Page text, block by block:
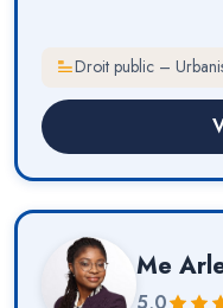
Droit public –
Me